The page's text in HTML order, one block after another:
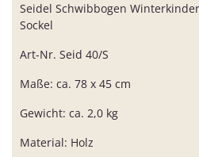
Seidel Schwibbogen
Sockel
Art-Nr. Seid 40/S
Maße: ca. 78 x 45 cm
Gewicht: ca. 2,0 kg
Material: Holz